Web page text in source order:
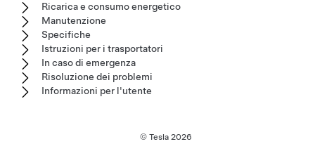
Ricarica e consumo energetico
Manutenzione
Specifiche
Istruzioni per i trasportatori
In caso di emergenza
Risoluzione dei problemi
Informazioni per l'utente
© Tesla 2026